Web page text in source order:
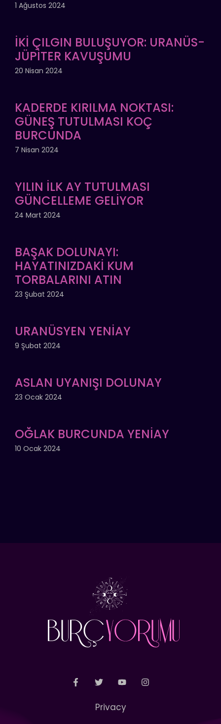
1 Ağustos 2024
İKİ ÇILGIN BULUŞUYOR: URANÜS-
JÜPİTER KAVUŞUMU
20 Nisan 2024
KADERDE KIRILMA NOKTASI:
GÜNEŞ TUTULMASI KOÇ
BURCUNDA
7 Nisan 2024
YILIN İLK AY TUTULMASI
GÜNCELLEME GELİYOR
24 Mart 2024
BAŞAK DOLUNAYI:
HAYATINIZDAKİ KUM
TORBALARINI ATIN
23 Şubat 2024
URANÜSYEN YENİAY
9 Şubat 2024
ASLAN UYANIŞI DOLUNAY
23 Ocak 2024
OĞLAK BURCUNDA YENİAY
10 Ocak 2024
Privacy